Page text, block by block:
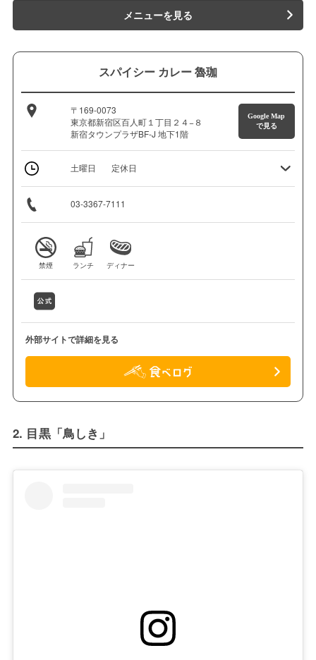
メニューを見る
スパイシー カレー 魯珈
〒169-0073
東京都新宿区百人町１丁目２４−８
新宿タウンプラザBF-J 地下1階
Google Map
で見る
土曜日 定休日
03-3367-7111
禁煙 ランチ ディナー
外部サイトで詳細を見る
2. 目黒「鳥しき」